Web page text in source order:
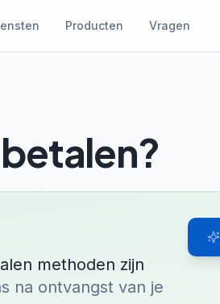
Producten Vragen
methoden zijn
na ontvangst van je